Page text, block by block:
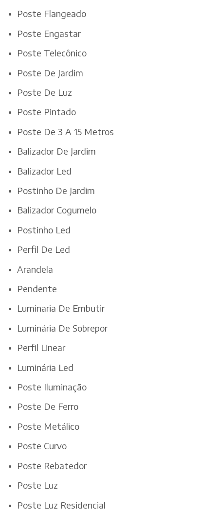
Poste Flangeado
Poste Engastar
Poste Telecônico
Poste De Jardim
Poste De Luz
Poste Pintado
Poste De 3 A 15 Metros
Balizador De Jardim
Balizador Led
Postinho De Jardim
Balizador Cogumelo
Postinho Led
Perfil De Led
Arandela
Pendente
Luminaria De Embutir
Luminária De Sobrepor
Perfil Linear
Luminária Led
Poste Iluminação
Poste De Ferro
Poste Metálico
Poste Curvo
Poste Rebatedor
Poste Luz
Poste Luz Residencial